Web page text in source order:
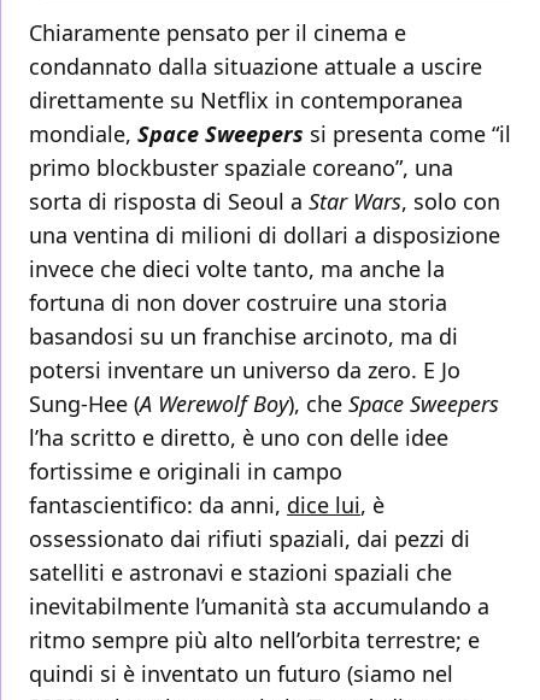
Chiaramente pensato per il cinema e
condannato dalla situazione attuale a uscire
direttamente su Netflix in contemporanea
mondiale, Space Sweepers si presenta come “il
primo blockbuster spaziale coreano”, una
sorta di risposta di Seoul a Star Wars, solo con
una ventina di milioni di dollari a disposizione
invece che dieci volte tanto, ma anche la
fortuna di non dover costruire una storia
basandosi su un franchise arcinoto, ma di
potersi inventare un universo da zero. E Jo
Sung-Hee (A Werewolf Boy), che Space Sweepers
l’ha scritto e diretto, è uno con delle idee
fortissime e originali in campo
fantascientifico: da anni, dice lui, è
ossessionato dai rifiuti spaziali, dai pezzi di
satelliti e astronavi e stazioni spaziali che
inevitabilmente l’umanità sta accumulando a
ritmo sempre più alto nell’orbita terrestre; e
quindi si è inventato un futuro (siamo nel